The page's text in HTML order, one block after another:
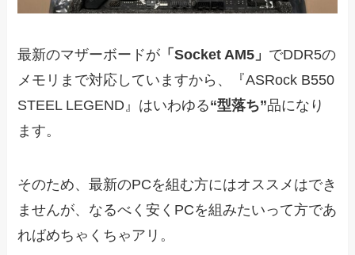
最新のマザーボードが 「Socket AM5」 でDDR5の
メモリまで対応していますから、『ASRock B550
STEEL LEGEND』はいわゆる“型落ち”品になり
ます。
そのため、最新のPCを組む方にはオススメはでき
ませんが、なるべく安くPCを組みたいって方であ
ればめちゃくちゃアリ。